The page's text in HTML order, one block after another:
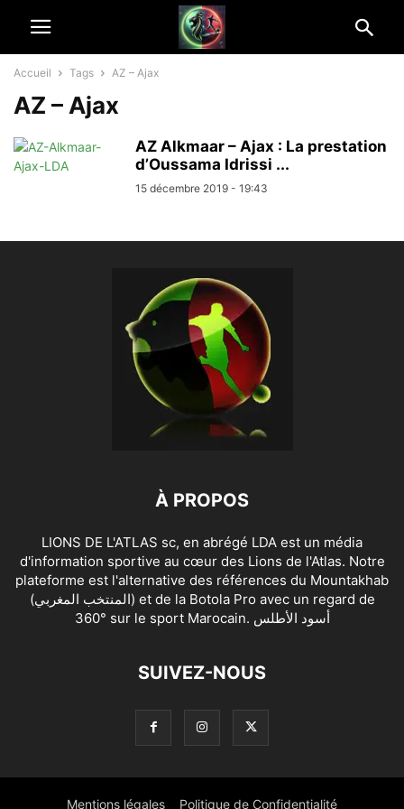
Accueil Tags AZ – Ajax
AZ – Ajax
AZ Alkmaar – Ajax : La prestation
d’Oussama Idrissi ...
15 décembre 2019 - 19:43
À PROPOS
LIONS DE L'ATLAS sc, en abrégé LDA est un média
d'information sportive au cœur des Lions de l'Atlas. Notre
plateforme est l'alternative des références du Mountakhab
(المنتخب المغربي) et de la Botola Pro avec un regard de
360° sur le sport Marocain. أسود الأطلس
SUIVEZ-NOUS
Mentions légales Politique de Confidentialité